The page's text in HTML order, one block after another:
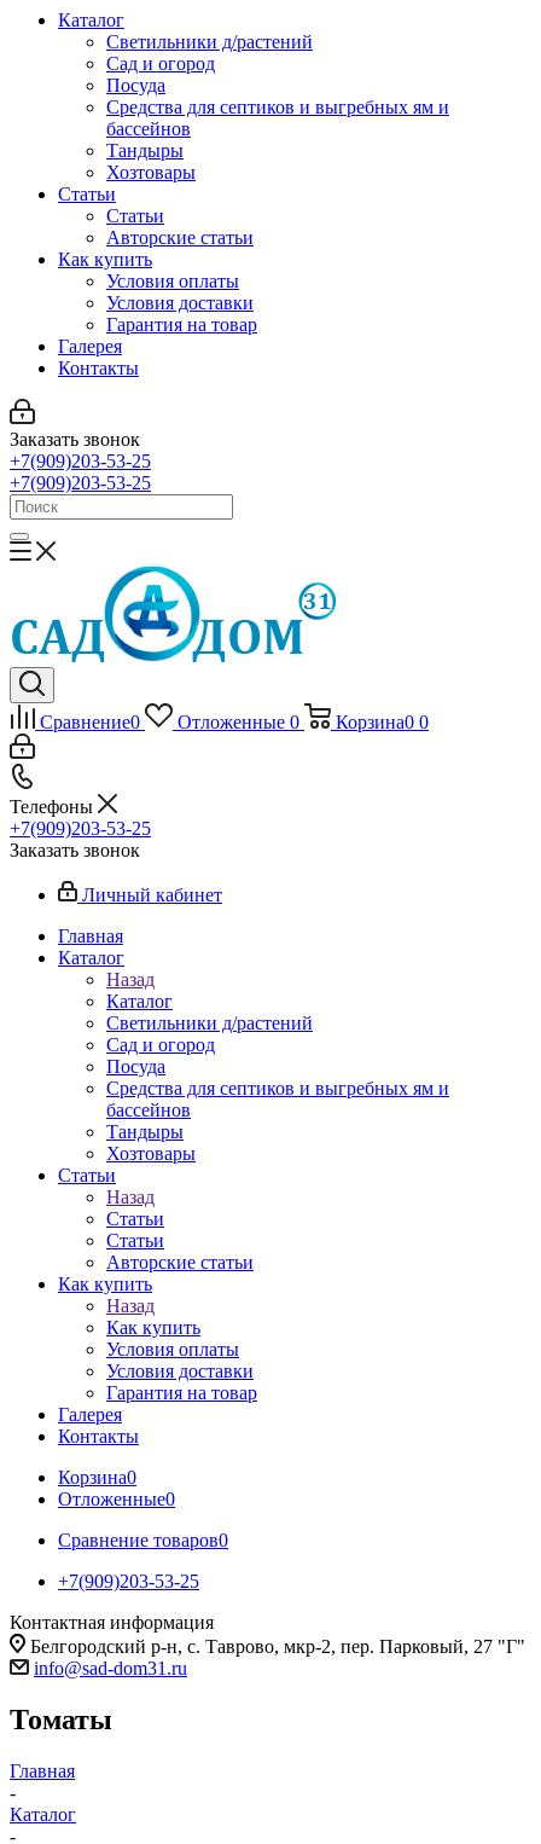
Каталог
Светильники д/растений
Сад и огород
Посуда
Средства для септиков и выгребных ям и
бассейнов
Тандыры
Хозтовары
Статьи
Статьи
Авторские статьи
Как купить
Условия оплаты
Условия доставки
Гарантия на товар
Галерея
Контакты
Заказать звонок
+7(909)203-53-25
+7(909)203-53-25
Сравнение0 Отложенные 0 Корзина0 0
Телефоны
+7(909)203-53-25
Заказать звонок
Личный кабинет
Главная
Каталог
Назад
Каталог
Светильники д/растений
Сад и огород
Посуда
Средства для септиков и выгребных ям и
бассейнов
Тандыры
Хозтовары
Статьи
Назад
Статьи
Статьи
Авторские статьи
Как купить
Назад
Как купить
Условия оплаты
Условия доставки
Гарантия на товар
Галерея
Контакты
Корзина0
Отложенные0
Сравнение товаров0
+7(909)203-53-25
Контактная информация
Белгородский р-н, с. Таврово, мкр-2, пер. Парковый, 27 "Г"
info@sad-dom31.ru
Томаты
Главная
-
Каталог
-